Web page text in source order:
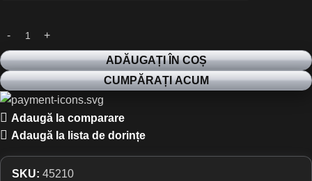
ADĂUGAȚI ÎN COȘ
CUMPĂRAȚI ACUM
Adaugă la comparare
Adaugă la lista de dorințe
SKU: 45210